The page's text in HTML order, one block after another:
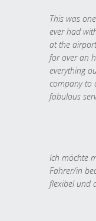
This was
ever had
at the
for over an
everything
company to
fabulous
Ich möchte
Fahrer/in
flexibel und